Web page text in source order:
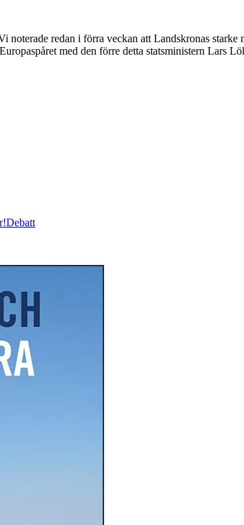
redan i förra veckan att Landskronas
med den förre detta statsministern Lars
Debatt